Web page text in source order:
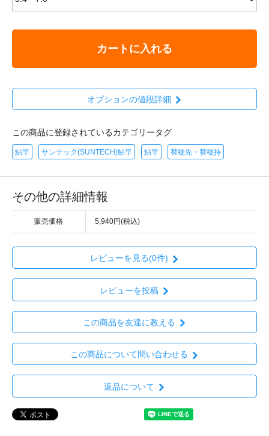
カートに入れる
オプションの値段詳細
この商品に登録されているカテゴリータグ
鮎竿 サンテック(SUNTECH)鮎竿 鮎竿 替穂先・替穂持
その他の詳細情報
販売価格 5,940円(税込)
レビューを見る(0件)
レビューを投稿
この商品を友達に教える
この商品について問い合わせる
返品について